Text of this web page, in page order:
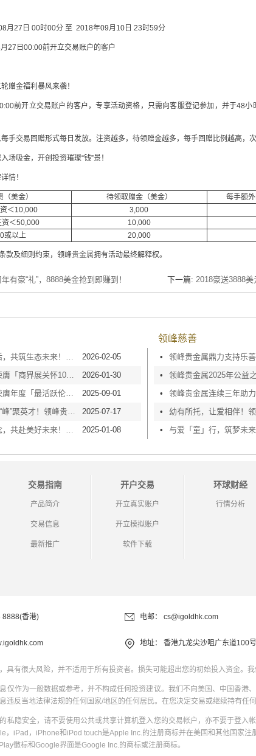
月27日 00时00分 至 2018年09月10日 23时59分
27日00:00前开立交易账户的客户
赠金福利暴风来袭！
前开立交易账户的客户，专享活动资格，只需向客服登记参加，并于48
手交易回赠形式每日发放。注资越多，待领赠金越多，每手回赠比例越高，次
场吸金，开创投资璀璨“钱”景！
情！
美金） 待领取赠金（美金）
每手额外
＜10,000
3,000
资＜50,000
10,000
或以上
20,000
款及细则约束，领峰贵金属拥有活动最终解释权。
有豪“礼”，8888美金抢到即赚到！ 下一篇: 2018豪送3888美
2026-02-05
领峰贵金属荣膺「商界展关怀10+」认证，坚守企业责任方能致远
2026-01-30
领峰贵金属荣膺年度「最活跃伦敦金/银交易商」，同贺金银业贸易场115周年庆
2025-09-01
“领”创未来，“峰”聚英才！领峰贵金属第10年荣膺「人才企业」嘉许
2025-07-17
2025-01-08
领峰慈善
•
•
•
•
•
交易指南
产品简介
交易信息
最新推广
开户交易
开立真实账户
开立模拟账户
软件下载
环球财经
行情分析
8888(香港) 电邮： cs@igoldhk.com
地址： 香港九龙尖沙咀广东道100
具有很大风险，并不适用于所有投资者。损失可能超出您的初始投入资金。
仅作为一般数据或参考，并不构成任何投资建议。我们不向美国、中国香
违反当地法律法规的任何国家/地区的任何居民。在您决定交易或继续持有任
私隐安全，请不要使用公共或共享计算机登入您的交易帐户，亦不要于登
，iPad，iPhone和iPod touch是Apple Inc.的注册商标并在美国和其他国家
徽标和Google界面是Google Inc.的商标或注册商标。